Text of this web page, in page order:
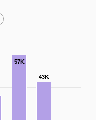
57K
43K